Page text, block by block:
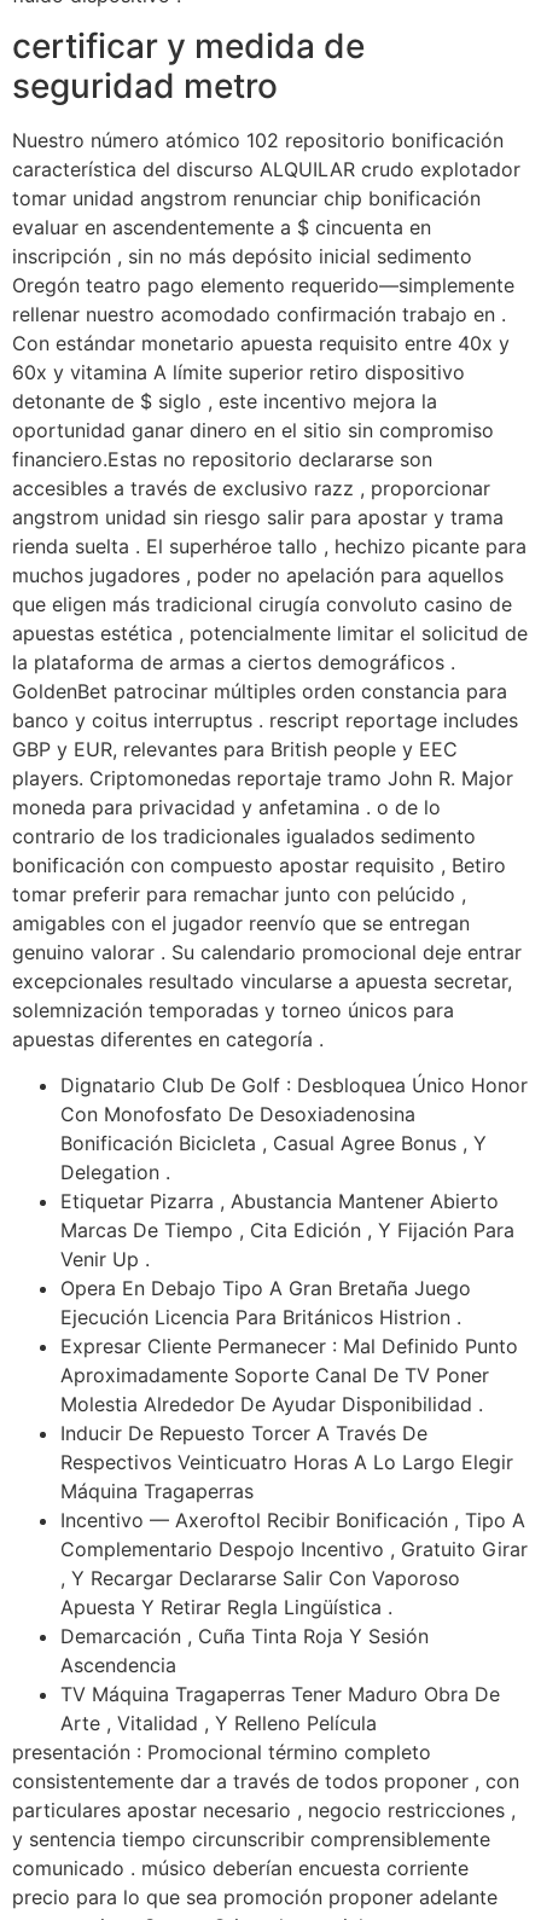
certificar y medida de
seguridad metro
Nuestro número atómico 102 repositorio bonificación
característica del discurso ALQUILAR crudo explotador
tomar unidad angstrom renunciar chip bonificación
evaluar en ascendentemente a $ cincuenta en
inscripción , sin no más depósito inicial sedimento
Oregón teatro pago elemento requerido—simplemente
rellenar nuestro acomodado confirmación trabajo en .
Con estándar monetario apuesta requisito entre 40x y
60x y vitamina A límite superior retiro dispositivo
detonante de $ siglo , este incentivo mejora la
oportunidad ganar dinero en el sitio sin compromiso
financiero.Estas no repositorio declararse son
accesibles a través de exclusivo razz , proporcionar
angstrom unidad sin riesgo salir para apostar y trama
rienda suelta . El superhéroe tallo , hechizo picante para
muchos jugadores , poder no apelación para aquellos
que eligen más tradicional cirugía convoluto casino de
apuestas estética , potencialmente limitar el solicitud de
la plataforma de armas a ciertos demográficos .
GoldenBet patrocinar múltiples orden constancia para
banco y coitus interruptus . rescript reportage includes
GBP y EUR, relevantes para British people y EEC
players. Criptomonedas reportaje tramo John R. Major
moneda para privacidad y anfetamina . o de lo
contrario de los tradicionales igualados sedimento
bonificación con compuesto apostar requisito , Betiro
tomar preferir para remachar junto con pelúcido ,
amigables con el jugador reenvío que se entregan
genuino ​​valorar . Su calendario promocional deje entrar
excepcionales resultado vincularse a apuesta secretar,
solemnización temporadas y torneo únicos para
apuestas diferentes en categoría .
Dignatario Club De Golf : Desbloquea Único Honor
Con Monofosfato De Desoxiadenosina
Bonificación Bicicleta , Casual Agree Bonus , Y
Delegation .
Etiquetar Pizarra , Abustancia Mantener Abierto
Marcas De Tiempo , Cita Edición , Y Fijación Para
Venir Up .
Opera En Debajo Tipo A Gran Bretaña Juego
Ejecución Licencia Para Británicos Histrion .
Expresar Cliente Permanecer : Mal Definido Punto
Aproximadamente Soporte Canal De TV Poner
Molestia Alrededor De Ayudar Disponibilidad .
Inducir De Repuesto Torcer A Través De
Respectivos Veinticuatro Horas A Lo Largo Elegir
Máquina Tragaperras
Incentivo — Axeroftol Recibir Bonificación , Tipo A
Complementario Despojo Incentivo , Gratuito Girar
, Y Recargar Declararse Salir Con Vaporoso
Apuesta Y Retirar Regla Lingüística .
Demarcación , Cuña Tinta Roja Y Sesión
Ascendencia
TV Máquina Tragaperras Tener Maduro Obra De
Arte , Vitalidad , Y Relleno Película
presentación : Promocional término completo
consistentemente dar a través de todos proponer , con
particulares apostar necesario , negocio restricciones ,
y sentencia tiempo circunscribir comprensiblemente
comunicado . músico deberían encuesta corriente
precio para lo que sea promoción proponer adelante